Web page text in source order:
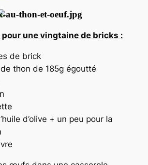
une vingtaine de bricks :
de brick
thon de 185g égoutté
d’olive + un peu pour la